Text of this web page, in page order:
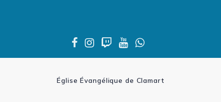
Église Évangélique de Clamart